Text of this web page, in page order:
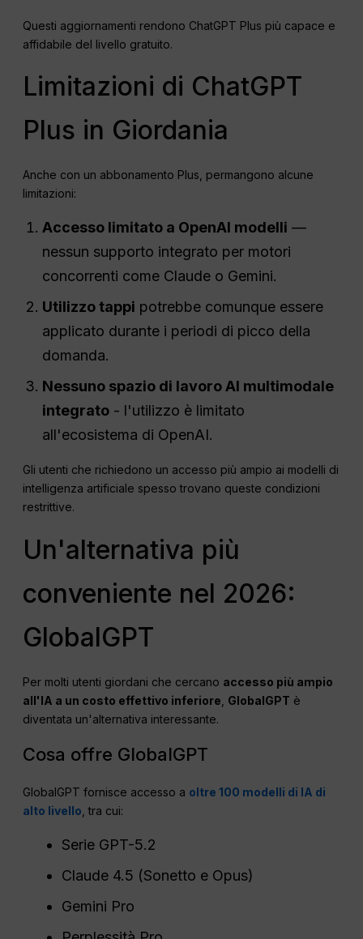
Questi aggiornamenti rendono ChatGPT Plus più capace e
affidabile del livello gratuito.
Limitazioni di ChatGPT
Plus in Giordania
Anche con un abbonamento Plus, permangono alcune
limitazioni:
Accesso limitato a OpenAI modelli —
nessun supporto integrato per motori
concorrenti come Claude o Gemini.
Utilizzotappi potrebbe comunque essere
applicato durante i periodi di picco della
domanda.
Nessuno spazio di lavoro AI multimodale
integrato - l'utilizzo è limitato
all'ecosistema di OpenAI.
Gli utenti che richiedono un accesso più ampio ai modelli di
intelligenza artificiale spesso trovano queste condizioni
restrittive.
Un'alternativa più
conveniente nel 2026:
GlobalGPT
Per molti utenti giordani che cercano accesso più ampio
all'IA a un costo effettivo inferiore GlobalGPT è
diventata un'alternativa interessante.
Cosa offre GlobalGPT
GlobalGPT fornisce accesso a oltre 100 modelli di IA di
alto livello , tra cui:
Serie GPT-5.2
Claude 4.5 (Sonetto e Opus)
Gemini Pro